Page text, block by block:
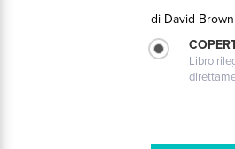
di David
Libro